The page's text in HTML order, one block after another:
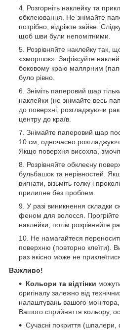
Розгорніть наклейку та
обклеювання. Не знімайте
потрібно, відріжте зайве.
щоб шви були непомітними.
Розрівняйте наклейку так,
«зморшок». Зафіксуйте
боковому краю малярним
було рівно.
Зніміть паперовий шар
наклейки (не знімайте весь
до поверхні, розгладжуючи
центру до країв.
Знімайте паперовий шар
10 см, одночасно
Якщо поверхня висохла,
Розрівняйте обклеєну
бульбашок та нерівностей.
вигнати, візьміть голку і
прилипне без проблем.
У разі виникнення складки
феном для волосся.
наклейки, потім розрівняйте
Не намагайтеся
поверхню (повторно клеїти).
раз якісно може не
Важливо!
Кольори та відтінки
оригіналу залежно від
налаштувань вашого
Вашого сприйняття кольору,
Сучасні покриття (шпалери,